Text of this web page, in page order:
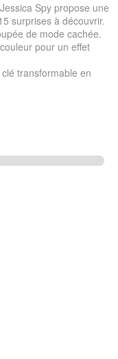
Spy propose une
surprises à découvrir.
de mode cachée.
pour un effet
transformable en